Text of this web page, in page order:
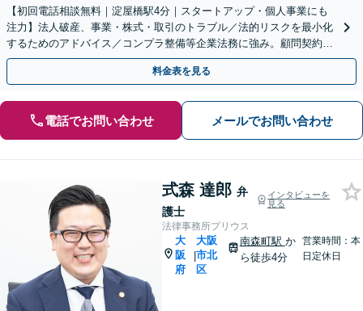
【初回電話相談無料｜淀屋橋駅4分｜スタートアップ・個人事業にも
注力】法人破産、事業・株式・取引のトラブル／法的リスクを最小化
するためのアドバイス／コンプラ整備等企業法務に強み。顧問契約も
対応。攻めと守りの戦略で事業成長を全力でサポートします
料金表を見る
電話でお問い合わせ メールでお問い合わせ
式森 達郎 弁
護士
インタビューを
見る
法律事務所プリウス
大
阪
府
|
大阪
市北
区
南森町駅 か
ら徒歩4分
営業時間：本
日定休日